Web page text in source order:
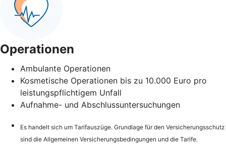
Operationen
Ambulante Operationen
Kosmetische Operationen bis zu 10.000 Euro pro
leistungspflichtigem Unfall
Aufnahme- und Abschlussuntersuchungen
Es handelt sich um Tarifauszüge. Grundlage für den Versicherungsschutz
sind die Allgemeinen Versicherungsbedingungen und die Tarife.